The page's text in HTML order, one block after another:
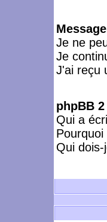
Je ne
Je
J'ai reçu
phpBB 2
Qui a
Qui